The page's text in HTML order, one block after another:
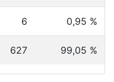
6 0,95 %
627 99,05 %